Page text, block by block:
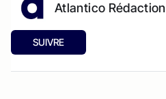
Atlantico Rédaction
SUIVRE